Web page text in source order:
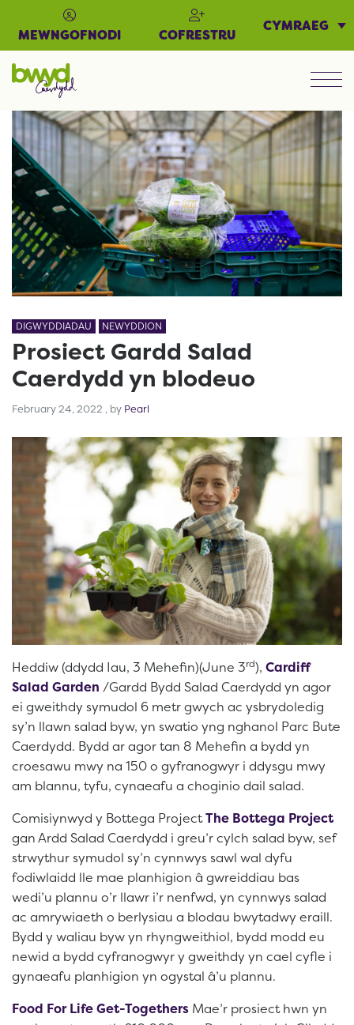
MEWNGOFNODI COFRESTRU
CYMRAEG
DIGWYDDIADAU NEWYDDION
Prosiect Gardd Salad
Caerdydd yn blodeuo
February 24, 2022 February 24, 2022
, by Pearl
Heddiw (ddydd Iau, 3 Mehefin)(June 3rd), Cardiff
Salad Garden /Gardd Bydd Salad Caerdydd yn agor
ei gweithdy symudol 6 metr gwych ac ysbrydoledig
sy’n llawn salad byw, yn swatio yng nghanol Parc Bute
Caerdydd. Bydd ar agor tan 8 Mehefin a bydd yn
croesawu mwy na 150 o gyfranogwyr i ddysgu mwy
am blannu, tyfu, cynaeafu a choginio dail salad.
Comisiynwyd y Bottega ProjectThe Bottega Project
gan Ardd Salad Caerdydd i greu’r cylch salad byw, sef
strwythur symudol sy’n cynnwys sawl wal dyfu
fodiwlaidd lle mae planhigion â gwreiddiau bas
wedi’u plannu o’r llawr i’r nenfwd, yn cynnwys salad
ac amrywiaeth o berlysiau a blodau bwytadwy eraill.
Bydd y waliau byw yn rhyngweithiol, bydd modd eu
newid a bydd cyfranogwyr y gweithdy yn cael cyfle i
gynaeafu planhigion yn ogystal â’u plannu.
Food For Life Get-Togethers Mae’r prosiect hwn yn